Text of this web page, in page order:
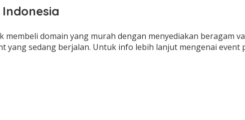
membeli domain yang murah dengan menyediakan beragam
yang sedang berjalan. Untuk info lebih lanjut mengenai